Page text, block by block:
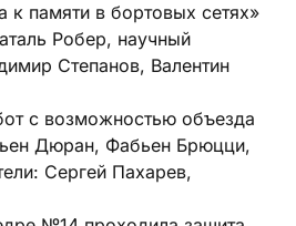
к памяти в бортовых сетях»
Робер, научный
Степанов, Валентин
с возможностью объезда
Дюран, Фабьен Брюцци,
Сергей Пахарев,